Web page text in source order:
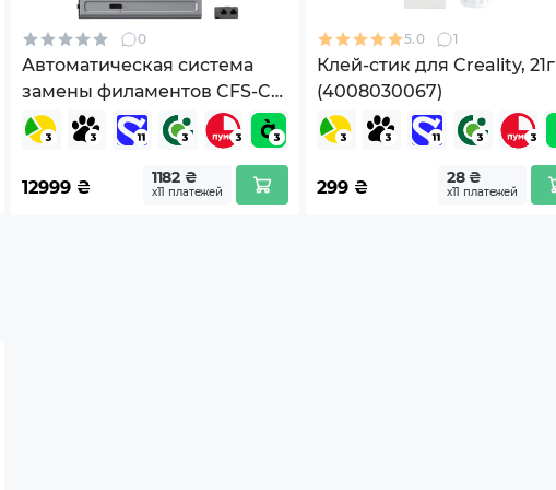
0
Автоматическая система
замены филаментов CFS-C
(Creality Filament System)
для 3D принтера CREALITY
12999 ₴ 1182 ₴
х11 платежей
5.0 1
Клей-стик для Creality, 21г
(4008030067)
299 ₴ 28 ₴
х11 платежей